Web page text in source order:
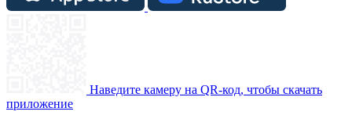
Наведите камеру на QR-код, чтобы скачать
приложение